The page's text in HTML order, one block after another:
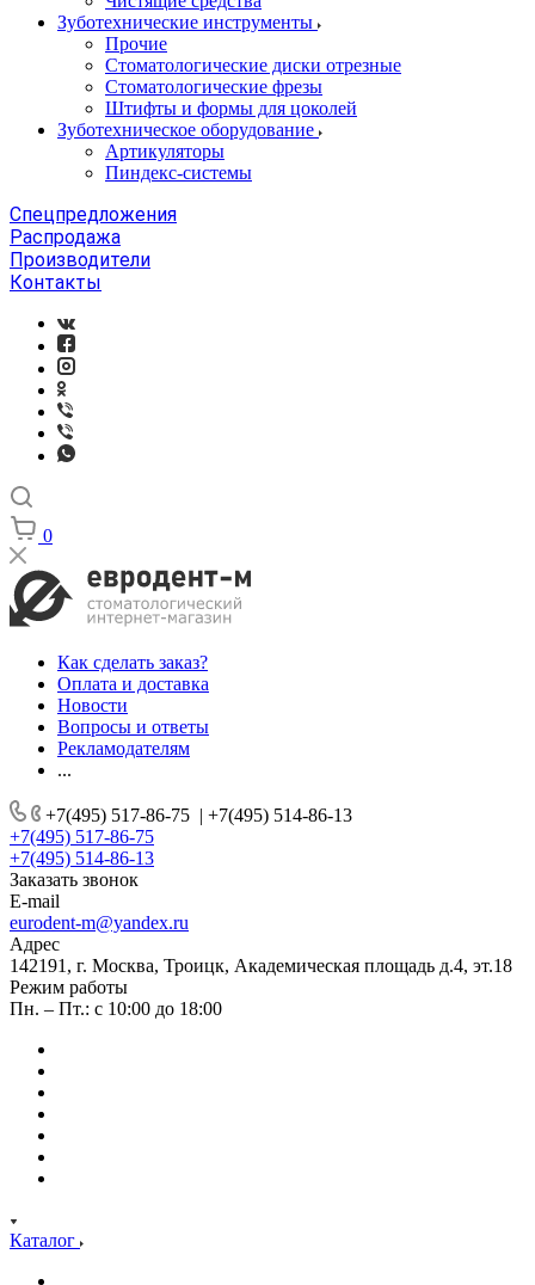
Зуботехнические инструменты
Прочие
Стоматологические диски отрезные
Стоматологические фрезы
Штифты и формы для цоколей
Зуботехническое оборудование
Артикуляторы
Пиндекс-системы
Спецпредложения
Распродажа
Производители
Контакты
0
Как сделать заказ?
Оплата и доставка
Новости
Вопросы и ответы
Рекламодателям
...
+7(495) 517-86-75 | +7(495) 514-86-13
+7(495) 517-86-75
+7(495) 514-86-13
Заказать звонок
E-mail
eurodent-m@yandex.ru
Адрес
142191, г. Москва, Троицк, Академическая площадь д.4, эт.18
Режим работы
Пн. – Пт.: с 10:00 до 18:00
Каталог